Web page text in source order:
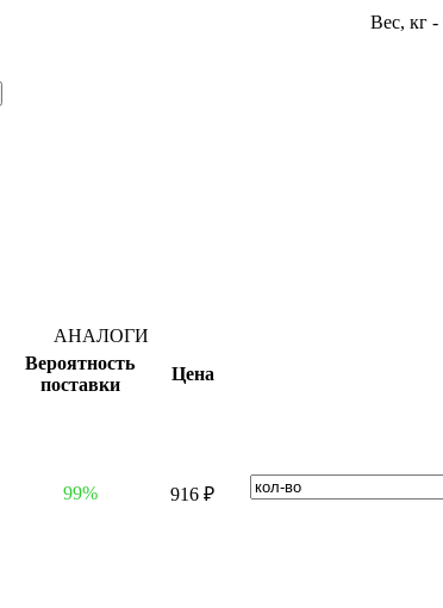
Вес, кг
АНАЛОГИ
Вероятность
поставки
Цена
99% 916 ₽